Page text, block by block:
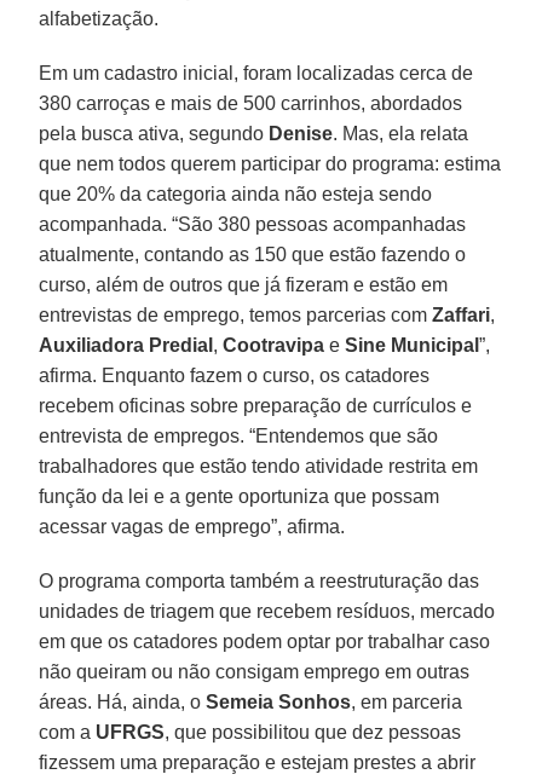
alfabetização.
Em um cadastro inicial, foram localizadas cerca de
380 carroças e mais de 500 carrinhos, abordados
pela busca ativa, segundo Denise. Mas, ela relata
que nem todos querem participar do programa: estima
que 20% da categoria ainda não esteja sendo
acompanhada. “São 380 pessoas acompanhadas
atualmente, contando as 150 que estão fazendo o
curso, além de outros que já fizeram e estão em
entrevistas de emprego, temos parcerias comZaffari,
Auxiliadora Predial ,Cootravipa eSine Municipal”,
afirma. Enquanto fazem o curso, os catadores
recebem oficinas sobre preparação de currículos e
entrevista de empregos. “Entendemos que são
trabalhadores que estão tendo atividade restrita em
função da lei e a gente oportuniza que possam
acessar vagas de emprego”, afirma.
O programa comporta também a reestruturação das
unidades de triagem que recebem resíduos, mercado
em que os catadores podem optar por trabalhar caso
não queiram ou não consigam emprego em outras
áreas. Há, ainda, oSemeia Sonhos, em parceria
com a UFRGS, que possibilitou que dez pessoas
fizessem uma preparação e estejam prestes a abrir